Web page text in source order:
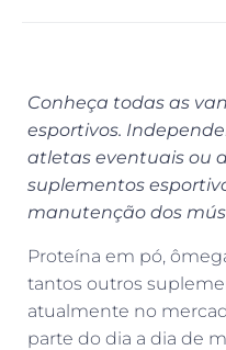
Conheça todas as
esportivos.
atletas eventuais ou
suplementos
manutenção dos
Proteína em pó,
tantos outros
atualmente no
parte do dia a dia de